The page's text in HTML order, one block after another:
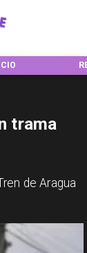
trama
de Aragua